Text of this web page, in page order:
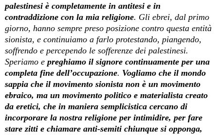
palestinesi è completamente in antitesi e in
contraddizione con la mia religione. Gli ebrei, dal primo
giorno, hanno sempre preso posizione contro questa entità
sionista, e continuiamo a farlo protestando, piangendo,
soffrendo e percependo le sofferenze dei palestinesi.
Speriamo e preghiamo il signore continuamente per una
completa fine dell’occupazione. Vogliamo che il mondo
sappia che il movimento sionista non è un movimento
ebraico, ma un movimento politico e materialista creato
da eretici, che in maniera semplicistica cercano di
incorporare la nostra religione per intimidire, per fare
stare zitti e chiamare anti-semiti chiunque si opponga,